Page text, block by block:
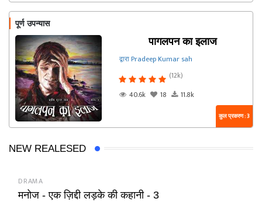
पूर्ण उपन्यास
पागलपन का इलाज
द्वारा Pradeep Kumar sah
(12k)
40.6k
18 11.8k
कुल प्रकरण : 3
NEW REALESED
DRAMA
मनोज - एक ज़िद्दी लड़के की कहानी - 3